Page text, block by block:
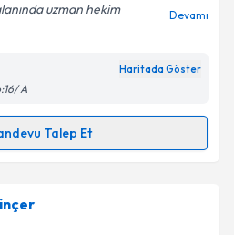
işlenmesine ilişkin
Aydınlatma
ve kişisel verilerimin belirtilen
kabul ediyorum.
uzman hekim
Devamı
Haritada Göster
A
Talep Et
Talebi
randevu takvimi talebi
randevu almanız için bir